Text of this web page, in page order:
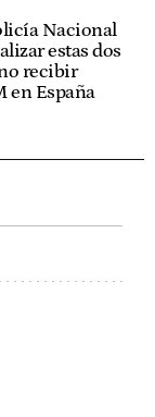
Nacional
estas dos
recibir
en España